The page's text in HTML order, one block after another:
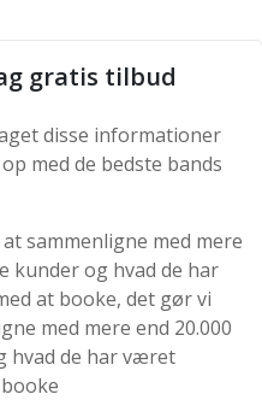
gratis tilbud
disse informationer
med de bedste bands
sammenligne med mere
kunder og hvad de har
at booke, det gør vi
med mere end 20.000
hvad de har været